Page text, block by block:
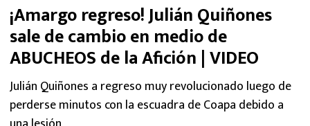
RAYADOS
PUMAS
ATLANTE
SELECCIÓN MEXICANA
¡Amargo regreso! Julián Quiñones
sale de cambio en medio de
ABUCHEOS de la Afición | VIDEO
Julián Quiñones a regreso muy revolucionado luego de
perderse minutos con la escuadra de Coapa debido a